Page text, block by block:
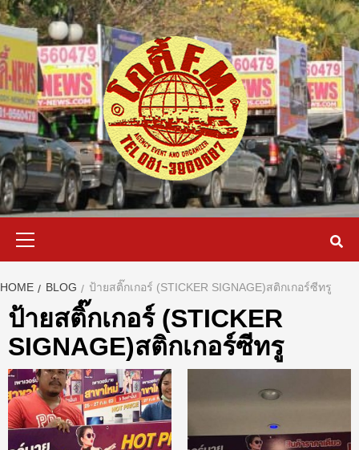
Skip
to
content
HOME BLOG ป้ายสติ๊กเกอร์ (STICKER SIGNAGE)สติกเกอร์ซีทรู
ป้ายสติ๊กเกอร์ (STICKER
SIGNAGE)สติกเกอร์ซีทรู